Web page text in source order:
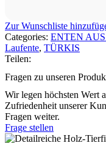
Zur Wunschliste
Categories: ENTEN
Laufente, TÜRKIS
Teilen:
Fragen zu unseren
Wir legen höchsten Wert
Zufriedenheit unserer
Fragen weiter.
Frage stellen